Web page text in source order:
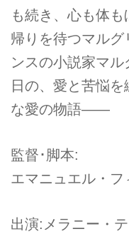
も続き、心も体
帰りを待つマル
ンスの小説家マル
日の、愛と苦悩
な愛の物語――
監督･脚本:
エマニュエル・フ
出演:メラニー・